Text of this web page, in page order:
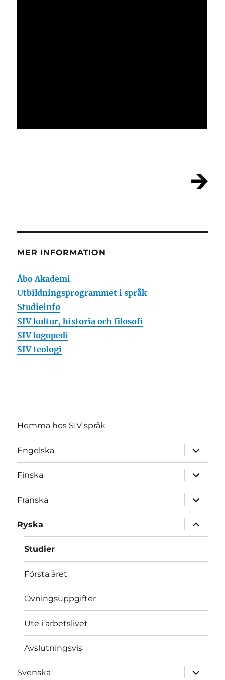
MER INFORMATION
Åbo Akademi
Utbildningsprogrammet i språk
Studieinfo
SIV kultur, historia och filosofi
SIV logopedi
SIV teologi
Hemma hos SIV språk
Engelska
Finska
Franska
Ryska
Studier
Första året
Övningsuppgifter
Ute i arbetslivet
Avslutningsvis
Svenska